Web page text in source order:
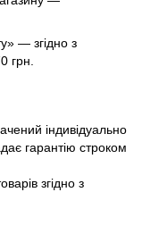
— згідно з
грн.
індивідуально
гарантію строком
згідно з